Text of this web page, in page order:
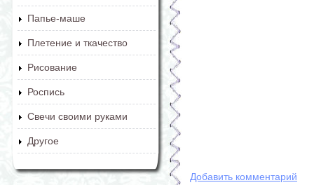
Папье-маше
Плетение и ткачество
Рисование
Роспись
Свечи своими руками
Другое
Добавить комментарий